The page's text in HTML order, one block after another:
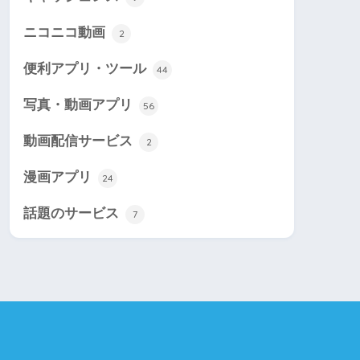
ニコニコ動画 2
便利アプリ・ツール 44
写真・動画アプリ 56
動画配信サービス 2
漫画アプリ 24
話題のサービス 7